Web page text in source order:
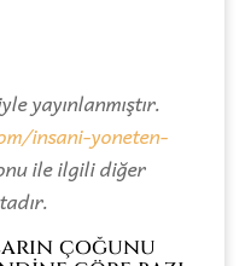
yayınlanmıştır.
insani-yoneten-
ile ilgili diğer
çoğunu